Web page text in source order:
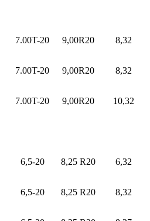
7.00T-20 9,00R20 8,32
7.00T-20 9,00R20 8,32
7.00T-20 9,00R20 10,32
6,5-20 8,25 R20 6,32
6,5-20 8,25 R20 8,32